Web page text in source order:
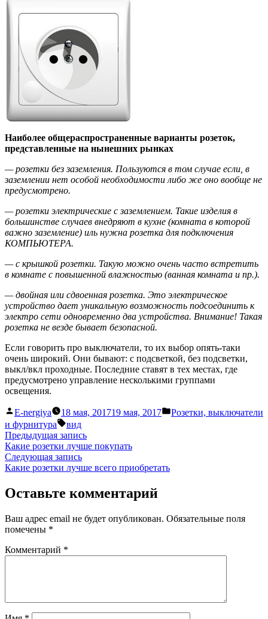
Наиболее общераспространенные варианты розеток,
представленные на нынешних рынках
— розетки без заземления. Пользуются в том случае если, в
заземлении нет особой необходимости либо же оно вообще не
предусмотрено.
— розетки электрические с заземлением. Такие изделия в
большинстве случаев внедряют в кухне (комната в которой
важно заземление) иль нужна розетка для подключения
КОМПЬЮТЕРА.
— с крышкой розетки. Такую можно очень часто встретить
в комнате с повышенной влажностью (ванная комната и пр.).
— двойная или сдвоенная розетка. Это электрическое
устройство дает уникальную возможность подсоединить к
электро сети одновременно два устройства. Внимание! Такая
розетка не везде бывает безопасной.
Если говорить про выключатели, то их выбор опять-таки
очень широкий. Они бывают: с подсветкой, без подсветки,
выкл/вкл проходные. Последние ставят в тех местах, где
предусмотрено управление несколькими группами
освещения.
Написано
автором
E-nergiya 18 мая, 201719 мая, 2017
Написано
Розетки, выключатели
и фурнитура
Метки:
вид
Навигация
по
записям
Предыдущая записьПредыдущая
запись:
Какие розетки лучше покупать
Следующая записьСледующая
запись:
Какие розетки лучше всего приобретать
Оставьте комментарий
Ваш адрес email не будет опубликован. Обязательные поля
помечены *
Комментарий *